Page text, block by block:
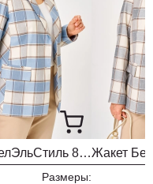
Жакет БелЭльСтиль 886 голубая клетка
Размеры: